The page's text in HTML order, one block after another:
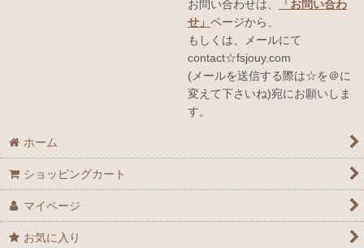
お問い合わせは、
「お問い合わ
せ」 ページから、
もしくは、メールにて
contact☆fsjouy.com
(メールを送信する際は☆を＠に
変えて下さいね)宛にお願いしま
す。
ホーム
ショッピングカート
マイページ
お気に入り